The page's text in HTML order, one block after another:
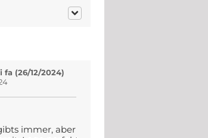
fa (26/12/2024)
immer, aber